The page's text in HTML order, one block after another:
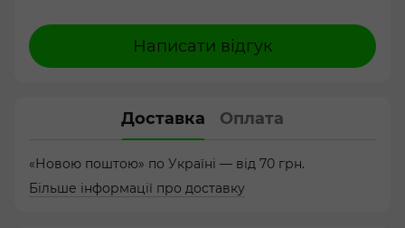
Написати відгук
Доставка Оплата
«Новою поштою» по Україні — від 70 грн.
Більше інформації про доставку